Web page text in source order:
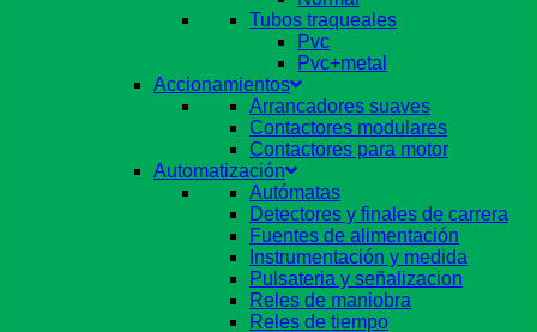
Tubos traqueales
Pvc
Pvc+metal
Accionamientos
Arrancadores suaves
Contactores modulares
Contactores para motor
Automatización
Autómatas
Detectores y finales de carrera
Fuentes de alimentación
Instrumentación y medida
Pulsateria y señalizacion
Reles de maniobra
Reles de tiempo